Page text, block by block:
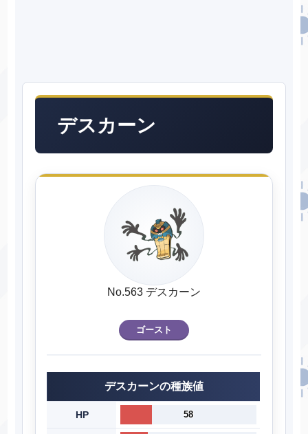
デスカーン
No.563 デスカーン
ゴースト
デスカーンの種族値
HP 58